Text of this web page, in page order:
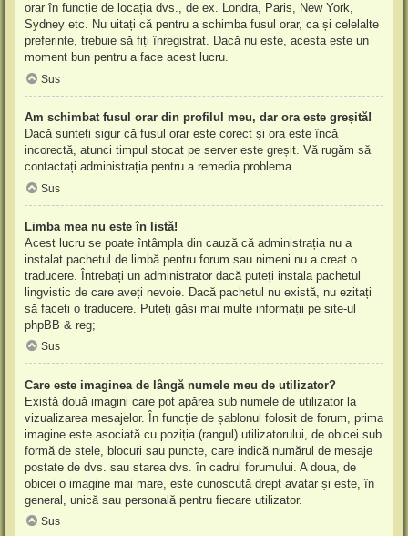
orar în funcție de locația dvs., de ex. Londra, Paris, New York,
Sydney etc. Nu uitați că pentru a schimba fusul orar, ca și celelalte
preferințe, trebuie să fiți înregistrat. Dacă nu este, acesta este un
moment bun pentru a face acest lucru.
Sus
Am schimbat fusul orar din profilul meu, dar ora este greșită!
Dacă sunteți sigur că fusul orar este corect și ora este încă
incorectă, atunci timpul stocat pe server este greșit. Vă rugăm să
contactați administrația pentru a remedia problema.
Sus
Limba mea nu este în listă!
Acest lucru se poate întâmpla din cauză că administrația nu a
instalat pachetul de limbă pentru forum sau nimeni nu a creat o
traducere. Întrebați un administrator dacă puteți instala pachetul
lingvistic de care aveți nevoie. Dacă pachetul nu există, nu ezitați
să faceți o traducere. Puteți găsi mai multe informații pe site-ul
phpBB & reg;
Sus
Care este imaginea de lângă numele meu de utilizator?
Există două imagini care pot apărea sub numele de utilizator la
vizualizarea mesajelor. În funcție de șablonul folosit de forum, prima
imagine este asociată cu poziția (rangul) utilizatorului, de obicei sub
formă de stele, blocuri sau puncte, care indică numărul de mesaje
postate de dvs. sau starea dvs. în cadrul forumului. A doua, de
obicei o imagine mai mare, este cunoscută drept avatar și este, în
general, unică sau personală pentru fiecare utilizator.
Sus